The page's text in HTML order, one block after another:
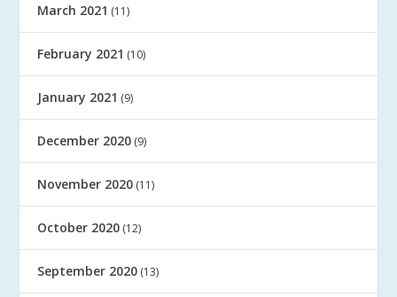
March 2021 (11)
February 2021 (10)
January 2021 (9)
December 2020 (9)
November 2020 (11)
October 2020 (12)
September 2020 (13)